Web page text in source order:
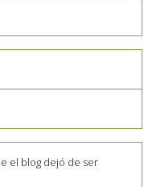
el blog dejó de ser